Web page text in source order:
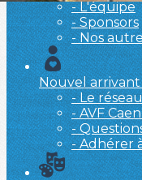
- L'équipe
- Sponsors
- Nos
Nouvel
- Le
- AVF
-
- Adhérer